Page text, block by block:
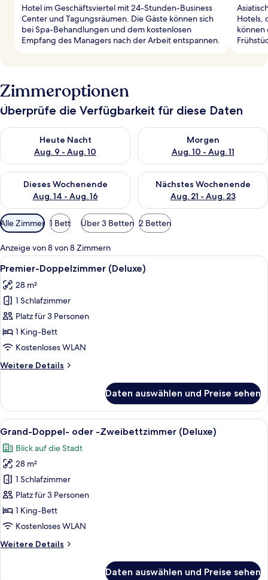
Hotel im Geschäftsviertel mit 24-Stunden-Business
Center und Tagungsräumen. Die Gäste können sich
bei Spa-Behandlungen und dem kostenlosen
Empfang des Managers nach der Arbeit entspannen.
Hotels,
können
Zimmeroptionen
Überprüfe die Verfügbarkeit für diese Daten
Heute Nacht
Aug. 9 - Aug. 10
Überprüfe die Verfügbarkeit für heute Nacht, Aug. 9 - Aug.
Morgen
Aug. 10 - Aug. 11
Überprüfe die Verfügbarkeit
Dieses Wochenende
Aug. 14 - Aug. 16
Überprüfe die Verfügbarkeit für dieses Wochenende, Aug. 14
Nächstes Wochenende
Aug. 21 - Aug. 23
Überprüfe die Verfügbarkeit
Verfügbare
Filter
für
Zimmer
Alle Zimmer 1 Bett Über 3 Betten 2 Betten
Anzeige von 8 von 8 Zimmern
Alle
Fotos
für
Premier-
Doppelzimmer
(Deluxe)
anzeigen
Ein Hotelzimmer mit einem großen
7
Premier-Doppelzimmer (Deluxe)
28 m²
1 Schlafzimmer
Platz für 3 Personen
1 King-Bett
Kostenloses WLAN
Weitere Details
Weitere
Doppelzimmer
(Deluxe)
Daten auswählen und Preise sehen
Alle
Fotos
für
Grand-
Doppel-
oder
-
Zweibettzimmer
anzeigen
Ein Hotelzimmer mit einem großen
11
Grand-Doppel- oder -Zweibettzimmer (Deluxe)
Blick auf die Stadt
28 m²
1 Schlafzimmer
Platz für 3 Personen
1 King-Bett
Kostenloses WLAN
Weitere Details
Weitere
Daten auswählen und Preise sehen